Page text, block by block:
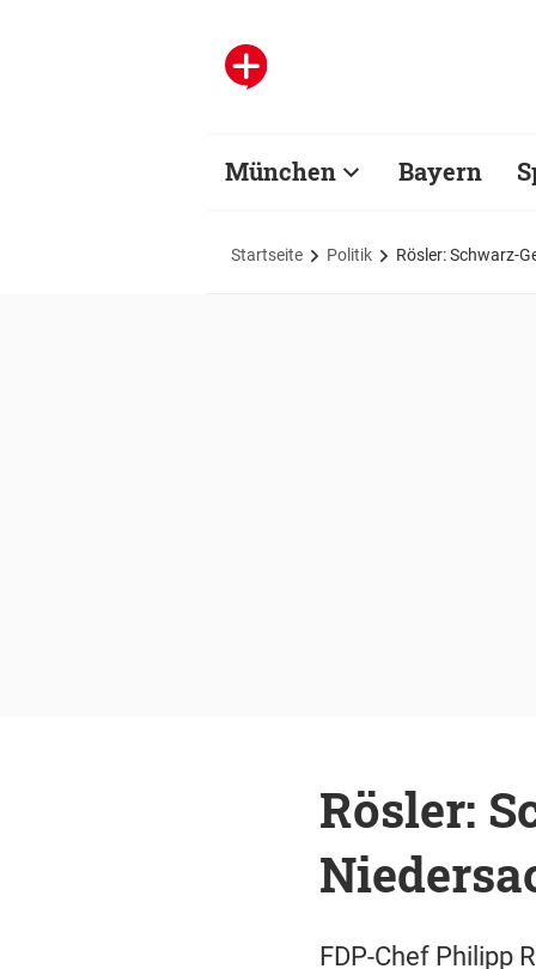
München Bayern
Startseite Politik Rösler: Schwarz-
Rösler:
FDP-Chef Philipp